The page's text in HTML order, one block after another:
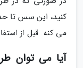
کنید، این سس تا
می کنه. قبل از
آیا می توان